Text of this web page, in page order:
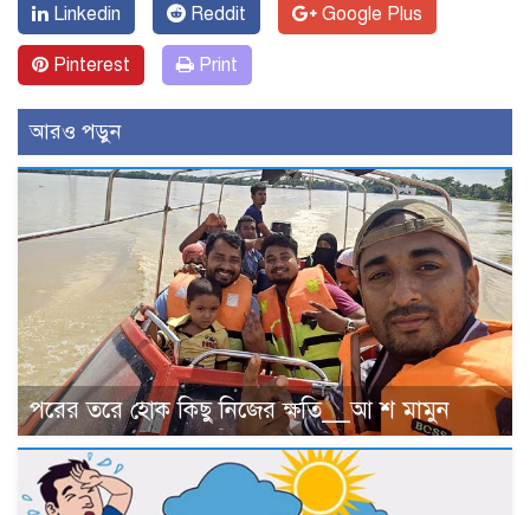
Linkedin Reddit Google Plus
Pinterest Print
আরও পড়ুন
পরের তরে হোক কিছু নিজের ক্ষতি__আ শ মামুন